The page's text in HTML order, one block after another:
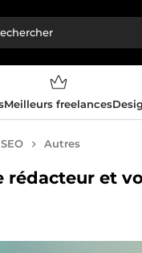
Meilleurs freelances
SEO Autres
rédacteur et